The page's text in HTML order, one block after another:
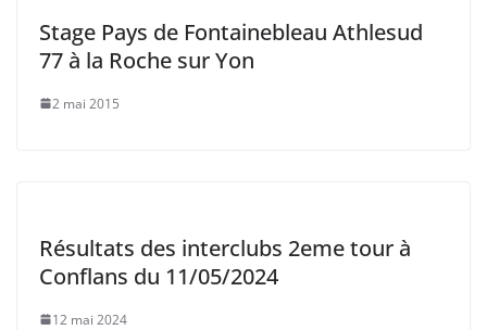
Stage Pays de Fontainebleau Athlesud
77 à la Roche sur Yon
2 mai 2015
Résultats des interclubs 2eme tour à
Conflans du 11/05/2024
12 mai 2024